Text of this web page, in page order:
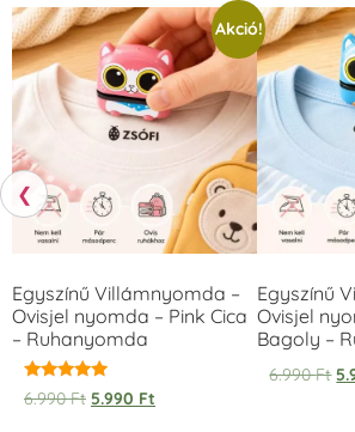
❮
Akció!
Egyszínű Villámnyomda –
Ovisjel nyomda – Pink Cica
– Ruhanyomda
Értékelés:
5.00
6.990Ft 5.990 Ft
Egyszínű
Ovisjel
Bagoly –
6.990Ft